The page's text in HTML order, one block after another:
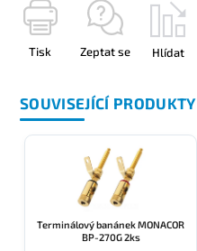
Tisk Zeptat se Hlídat
SOUVISEJÍCÍ PRODUKTY
Terminálový banánek MONACOR
BP-270G 2ks